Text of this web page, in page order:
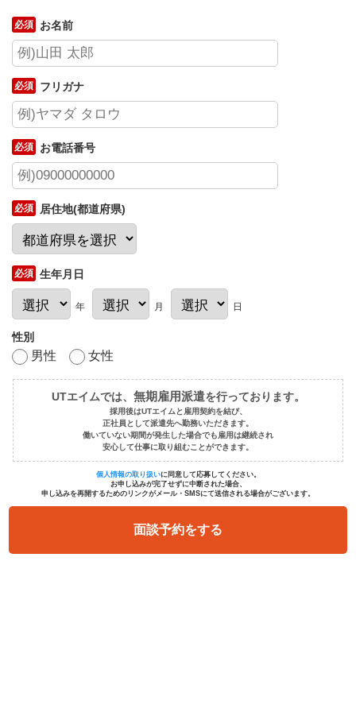
お名前
フリガナ
お電話番号
居住地(都道府県)
生年月日
年 月 日
性別
男性 女性
UTエイムでは、 無期雇用派遣を行っております。
採用後はUTエイムと雇用契約を結び、
正社員として派遣先へ勤務いただきます。
働いていない期間が発生した場合でも雇用は継続され
安心して仕事に取り組むことができます。
個人情報の取り扱いに同意して応募してください。
お申し込みが完了せずに中断された場合、
申し込みを再開するためのリンクがメール・SMSにて送信される場合がございます。